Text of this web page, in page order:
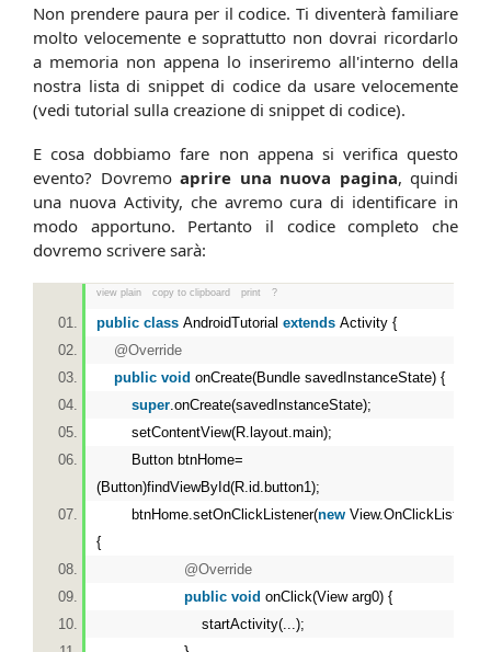
Non prendere paura per il codice. Ti diventerà familiare
molto velocemente e soprattutto non dovrai ricordarlo
a memoria non appena lo inseriremo all'interno della
nostra lista di snippet di codice da usare velocemente
(vedi tutorial sulla creazione di snippet di codice).
E cosa dobbiamo fare non appena si verifica questo
evento? Dovremo aprire una nuova pagina, quindi
una nuova Activity, che avremo cura di identificare in
modo apportuno. Pertanto il codice completo che
dovremo scrivere sarà:
view plain copy to clipboard print ?
public class AndroidTutorial extends Activity {
@Override
public void onCreate(Bundle savedInstanceState) {
super.onCreate(savedInstanceState);
setContentView(R.layout.main);
Button btnHome=
(Button)findViewById(R.id.button1);
btnHome.setOnClickListener(new
{
@Override
public void onClick(View arg0) {
startActivity(...);